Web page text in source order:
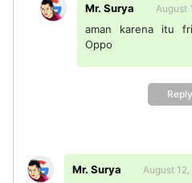
Mr. Surya August
aman karena itu
Oppo
Reply
Mr. Surya August